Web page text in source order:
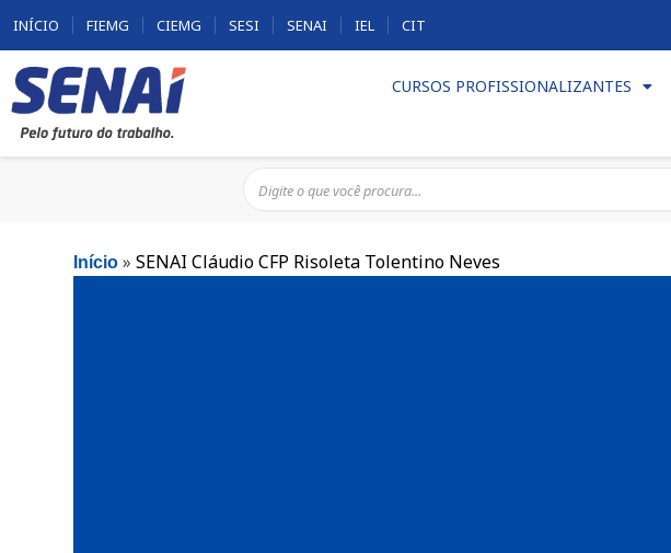
INÍCIO FIEMG CIEMG SESI SENAI IEL CIT
CURSOS PROFISSIONALIZANTES
Início »SENAI Cláudio CFP Risoleta Tolentino Neves